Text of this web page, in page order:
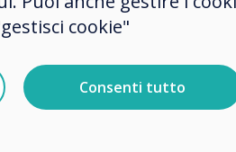
here at
central
was a big
cookie"
Consenti tutto